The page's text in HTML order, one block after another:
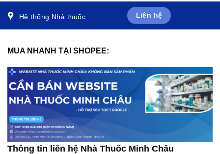
Hệ thống Nhà thuốc Liên hệ
MUA NHANH TẠI SHOPEE:
Thông tin liên hệ Nhà Thuốc Minh Châu